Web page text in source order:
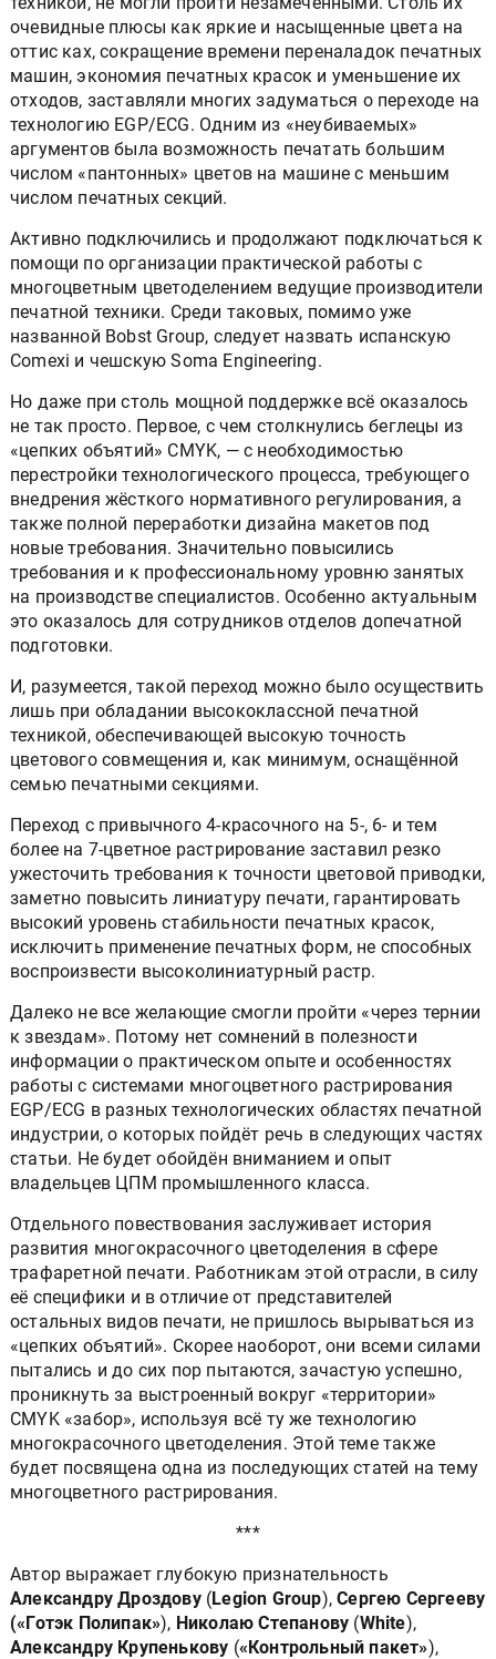
очевидные плюсы как яркие и насыщенные цвета на
оттис ках, сокращение времени переналадок печатных
машин, экономия печатных красок и уменьшение их
отходов, заставляли многих задуматься о переходе на
технологию EGP/ECG. Одним из «неубиваемых»
аргументов была возможность печатать большим
числом «пантонных» цветов на машине с меньшим
числом печатных секций.
Активно подключились и продолжают подключаться к
помощи по организации практической работы с
многоцветным цветоделением ведущие производители
печатной техники. Среди таковых, помимо уже
названной Bobst Group, следует назвать испанскую
Comexi и чешскую Soma Engineering.
Но даже при столь мощной поддержке всё оказалось
не так просто. Первое, с чем столкнулись беглецы из
«цепких объятий» CMYK, — с необходимостью
перестройки технологического процесса, требующего
внедрения жёсткого нормативного регулирования, а
также полной переработки дизайна макетов под
новые требования. Значительно повысились
требования и к профессиональному уровню занятых
на производстве специалистов. Особенно актуальным
это оказалось для сотрудников отделов допечатной
подготовки.
И, разумеется, такой переход можно было осуществить
лишь при обладании высококлассной печатной
техникой, обеспечивающей высокую точность
цветового совмещения и, как минимум, оснащённой
семью печатными секциями.
Переход с привычного 4-красочного на 5-, 6- и тем
более на 7-цветное растрирование заставил резко
ужесточить требования к точности цветовой приводки,
заметно повысить линиатуру печати, гарантировать
высокий уровень стабильности печатных красок,
исключить применение печатных форм, не способных
воспроизвести высоколиниатурный растр.
Далеко не все желающие смогли пройти «через тернии
к звездам». Потому нет сомнений в полезности
информации о практическом опыте и особенностях
работы с системами многоцветного растрирования
EGP/ECG в разных технологических областях печатной
индустрии, о которых пойдёт речь в следующих частях
статьи. Не будет обойдён вниманием и опыт
владельцев ЦПМ промышленного класса.
Отдельного повествования заслуживает история
развития многокрасочного цветоделения в сфере
трафаретной печати. Работникам этой отрасли, в силу
её специфики и в отличие от представителей
остальных видов печати, не пришлось вырываться из
«цепких объятий». Скорее наоборот, они всеми силами
пытались и до сих пор пытаются, зачастую успешно,
проникнуть за выстроенный вокруг «территории»
CMYK «забор», используя всё ту же технологию
многокрасочного цветоделения. Этой теме также
будет посвящена одна из последующих статей на тему
многоцветного растрирования.
***
Автор выражает глубокую признательность
Александру Дроздову(Legion Group),Сергею Сергееву
(«Готэк Полипак»), Николаю Степанову (White),
Александру Крупенькову («Контрольный пакет»),